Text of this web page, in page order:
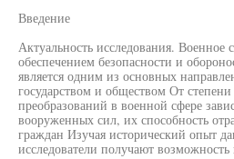
Введение
Актуальность исследования. Военное
обеспечением безопасности и
является одним из основных
государством и обществом От
преобразований в военной сфере
вооруженных сил, их способность
граждан Изучая исторический опыт
исследователи получают